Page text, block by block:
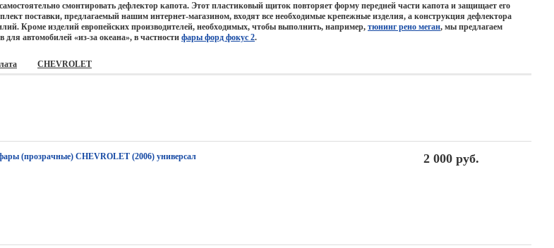
смонтировать дефлектор капота. Этот пластиковый щиток повторяет форму передней части капота и защищает его
поставки, предлагаемый нашим интернет-магазином, входят все необходимые крепежные изделия, а конструкция дефлектора
Кроме изделий европейских производителей, необходимых, чтобы выполнить, например, тюнинг рено меган, мы предлагаем
для автомобилей «из-за океана», в частности фары форд фокус 2.
CHEVROLET
(прозрачные) CHEVROLET (2006) универсал 2 000 руб.